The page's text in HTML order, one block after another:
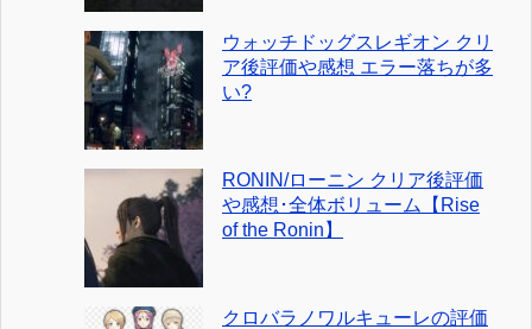
ウォッチドッグスレギオン クリ
ア後評価や感想 エラー落ちが多
い?
RONIN/ローニン クリア後評価
や感想･全体ボリューム【Rise
of the Ronin】
クロバラノワルキューレの評価